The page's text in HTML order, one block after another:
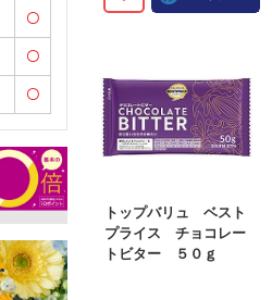
〇
〇
〇
トップバリュ ベスト
プライス チョコレー
トビター ５０ｇ